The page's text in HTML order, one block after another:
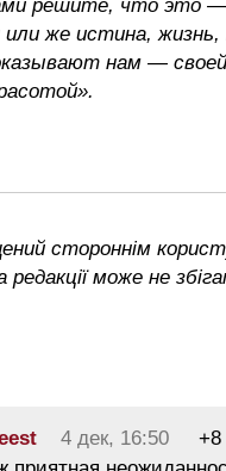
решите, что это
же истина,
нам —
стороннім
може не
4 дек, 16:50
+8